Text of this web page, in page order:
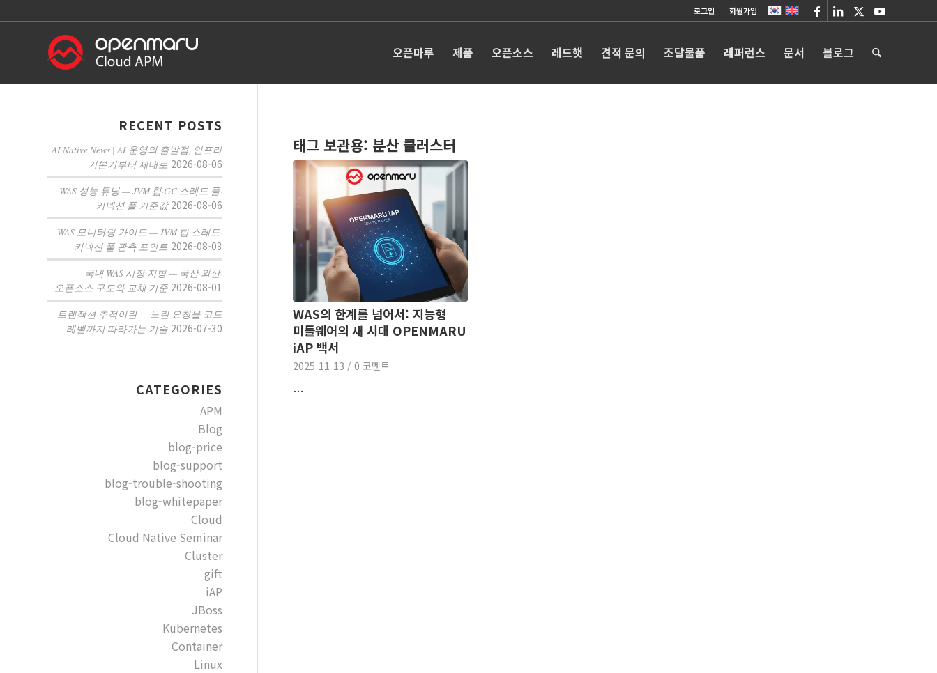
로그인 회원가입
오픈마루 제품 오픈소스 레드햇 견적 문의 조달물품 레퍼런스 문서 블로그
태그 보관용: 분산 클러스터
WAS의 한계를 넘어서: 지능형
미들웨어의 새 시대 OPENMARU
iAP 백서
2025-11-13 / 0 코멘트
…
RECENT POSTS
AI Native News | AI 운영의 출발점, 인프라
기본기부터 제대로 2026-08-06
WAS 성능 튜닝 — JVM 힙·GC·스레드 풀·
커넥션 풀 기준값 2026-08-06
WAS 모니터링 가이드 — JVM 힙·스레드·
커넥션 풀 관측 포인트 2026-08-03
국내 WAS 시장 지형 — 국산·외산·
오픈소스 구도와 교체 기준 2026-08-01
트랜잭션 추적이란 — 느린 요청을 코드
레벨까지 따라가는 기술 2026-07-30
CATEGORIES
APM
Blog
blog-price
blog-support
blog-trouble-shooting
blog-whitepaper
Cloud
Cloud Native Seminar
Cluster
gift
iAP
JBoss
Kubernetes
Container
Linux